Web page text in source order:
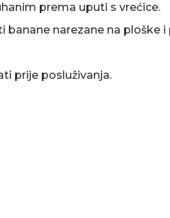
prema uputi s vrećice.
banane nare­zane na ploške
prije posluživanja.